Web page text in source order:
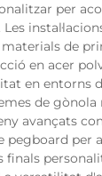
per
de
en acer
en entorns
de
avançats
pegboard per
finals